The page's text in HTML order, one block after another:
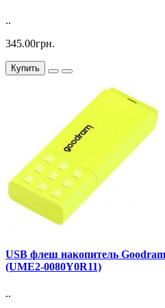
..
345.00грн.
Купить
USB флеш накопитель
(UME2-0080Y0R11)
..